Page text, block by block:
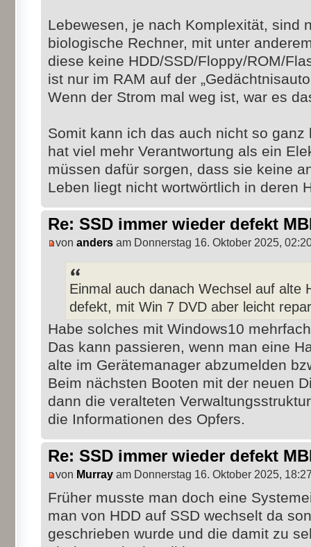
Lebewesen, je nach Komplexität, sind
biologische Rechner, mit unter
diese keine HDD/SSD/Floppy/ROM/
ist nur im RAM auf der
Wenn der Strom mal weg ist, war es
Somit kann ich das auch nicht so ganz
hat viel mehr Verantwortung als ein
müssen dafür sorgen, dass sie keine
Leben liegt nicht wortwörtlich in deren
Re: SSD immer wieder defekt
von anders am Donnerstag 16. Oktober 2025,
Einmal auch danach Wechsel auf alte
defekt, mit Win 7 DVD aber leicht
Habe solches mit Windows10
Das kann passieren, wenn man eine
alte im Gerätemanager abzumelden
Beim nächsten Booten mit der neuen
dann die veralteten
die Informationen des Opfers.
Re: SSD immer wieder defekt
von Murray am Donnerstag 16. Oktober 2025,
Früher musste man doch eine
man von HDD auf SSD wechselt da
geschrieben wurde und die damit zu